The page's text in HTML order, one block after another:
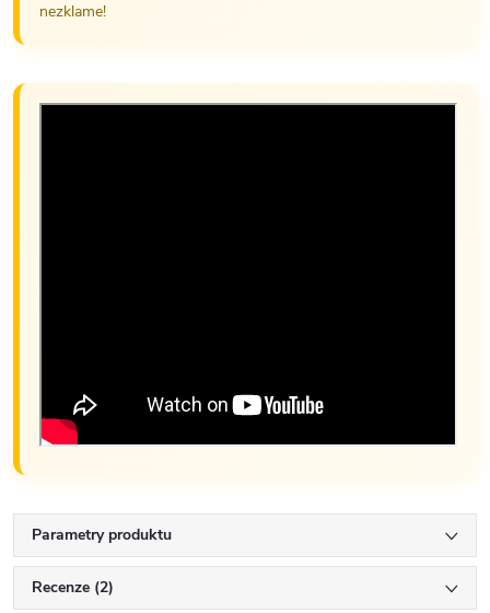
nezklame!
Parametry produktu
Recenze (2)